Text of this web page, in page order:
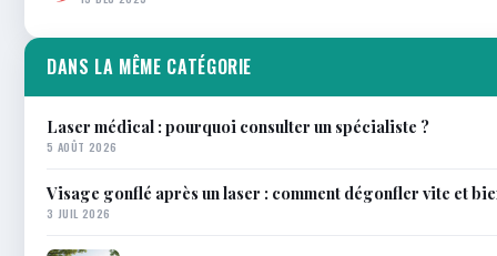
DANS LA MÊME CATÉGORIE
Laser médical : pourquoi consulter un spécialiste ?
5 AOÛT 2026
Visage gonflé après un laser : comment dégonfler vite et
3 JUIL 2026